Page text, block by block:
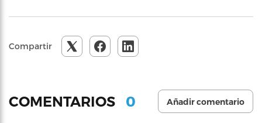
Compartir
COMENTARIOS 0 Añadir comentario